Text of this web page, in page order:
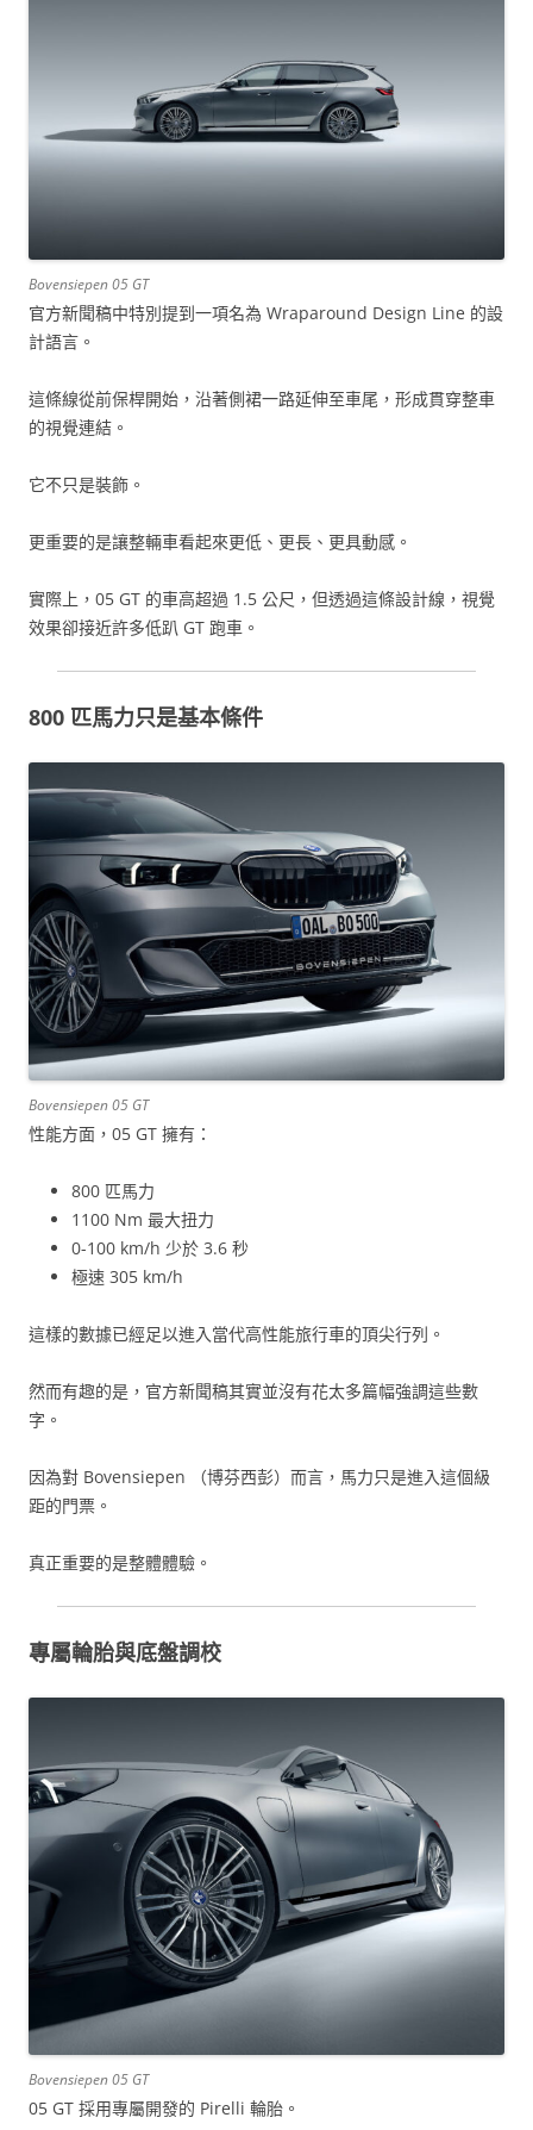
Bovensiepen 05 GT
官方新聞稿中特別提到一項名為 Wraparound Design Line 的設
計語言。
這條線從前保桿開始，沿著側裙一路延伸至車尾，形成貫穿整車
的視覺連結。
它不只是裝飾。
更重要的是讓整輛車看起來更低、更長、更具動感。
實際上，05 GT 的車高超過 1.5 公尺，但透過這條設計線，視覺
效果卻接近許多低趴 GT 跑車。
800 匹馬力只是基本條件
Bovensiepen 05 GT
性能方面，05 GT 擁有：
800 匹馬力
1100 Nm 最大扭力
0-100 km/h 少於 3.6 秒
極速 305 km/h
這樣的數據已經足以進入當代高性能旅行車的頂尖行列。
然而有趣的是，官方新聞稿其實並沒有花太多篇幅強調這些數
字。
因為對 Bovensiepen （博芬西彭）而言，馬力只是進入這個級
距的門票。
真正重要的是整體體驗。
專屬輪胎與底盤調校
Bovensiepen 05 GT
05 GT 採用專屬開發的 Pirelli 輪胎。